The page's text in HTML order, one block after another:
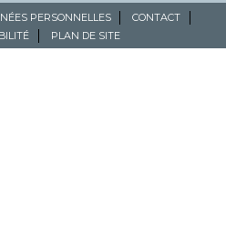
PERSONNELLES
CONTACT
PLAN DE SITE